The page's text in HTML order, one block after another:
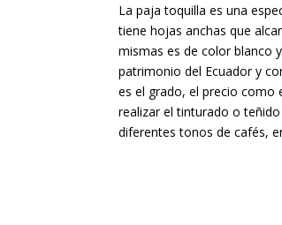
La paja toquilla es una
tiene hojas anchas que
mismas es de color blanco
patrimonio del Ecuador y
es el grado, el precio como
realizar el tinturado o
diferentes tonos de cafés,